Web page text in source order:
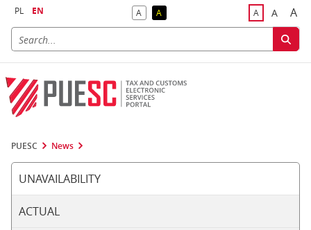
PL EN ADefault Contrast
AReversed Contrast ADefault Font
ABigger
A
PUESC News
UNAVAILABILITY
ACTUAL